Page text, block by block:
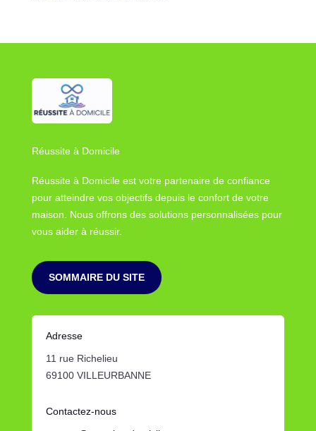
Réussite à Domicile
Réussite à Domicile est votre partenaire de confiance
pour atteindre vos objectifs depuis le confort de votre
maison. Nous offrons des solutions personnalisées pour
vous aider à réussir.
SOMMAIRE DU SITE
Adresse
11 rue Richelieu
69100 VILLEURBANNE
Contactez-nous